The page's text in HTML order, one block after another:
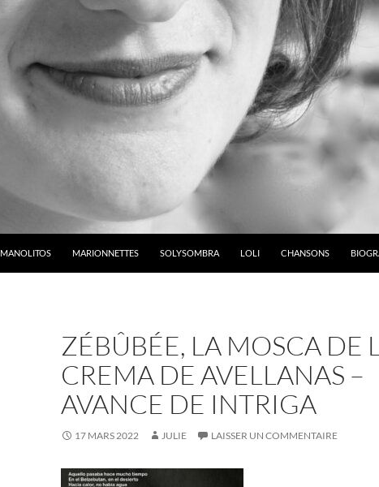
MANOLITOS MARIONNETTES SOLYSOMBRA LOLI CHANSONS
ZÉBÛBÉE, LA MOSCA DE
CREMA DE AVELLANAS –
AVANCE DE INTRIGA
17 MARS 2022 JULIE LAISSER UN COMMENTAIRE